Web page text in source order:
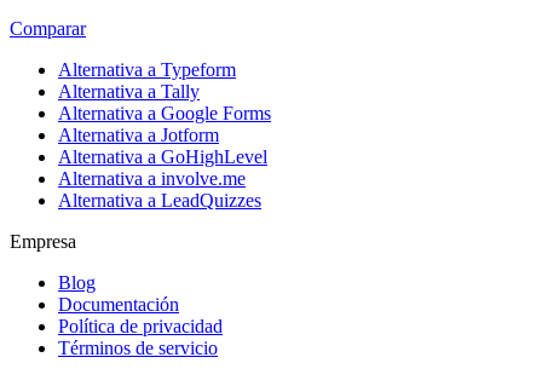
Comparar
Alternativa a Typeform
Alternativa a Tally
Alternativa a Google Forms
Alternativa a Jotform
Alternativa a GoHighLevel
Alternativa a involve.me
Alternativa a LeadQuizzes
Empresa
Blog
Documentación
Política de privacidad
Términos de servicio